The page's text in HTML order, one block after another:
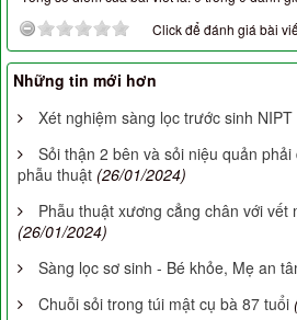
Click để đánh giá bài
Những tin mới hơn
Xét nghiệm sàng lọc trước sinh NIPT
Sỏi thận 2 bên và sỏi niệu quản
phẫu thuật (26/01/2024)
Phẫu thuật xương cẳng chân với vết
(26/01/2024)
Sàng lọc sơ sinh - Bé khỏe, Mẹ an
Chuỗi sỏi trong túi mật cụ bà 87 tuổi